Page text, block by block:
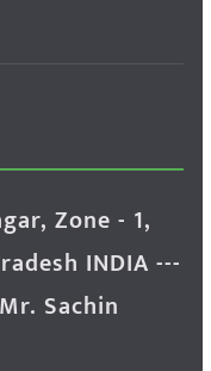
Zone - 1,
INDIA ---
Sachin